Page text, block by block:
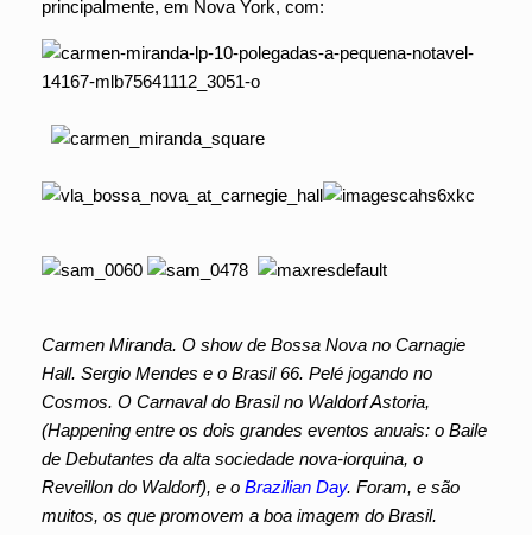
principalmente, em Nova York, com:
Carmen Miranda. O show de Bossa Nova no Carnagie
Hall. Sergio Mendes e o Brasil 66. Pelé jogando no
Cosmos. O Carnaval do Brasil no Waldorf Astoria,
(Happening entre os dois grandes eventos anuais: o Baile
de Debutantes da alta sociedade nova-iorquina, o
Reveillon do Waldorf), e o Brazilian Day. Foram, e são
muitos, os que promovem a boa imagem do Brasil.